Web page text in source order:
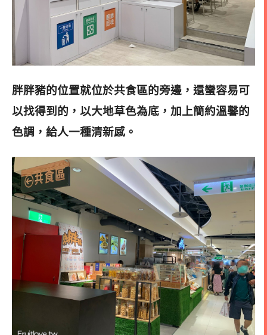
胖胖豬的位置就位於共食區的旁邊，還蠻容易可
以找得到的，以大地草色為底，加上簡約溫馨的
色調，給人一種清新感 。